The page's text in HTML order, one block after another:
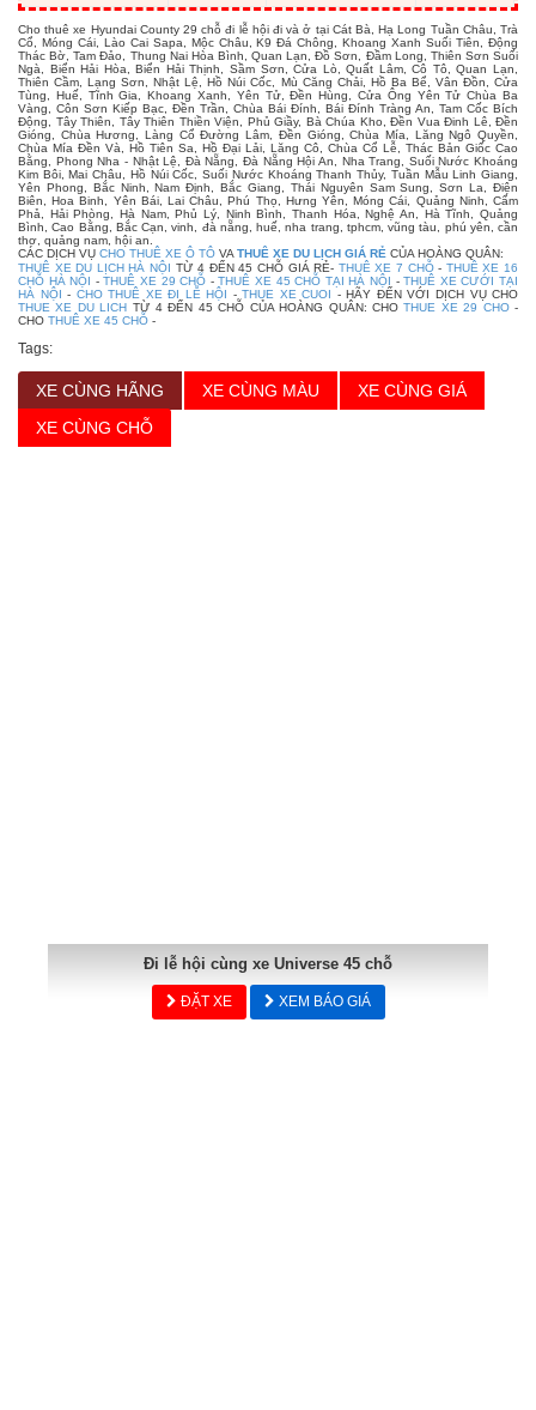
Cho thuê xe Hyundai County 29 chỗ đi lễ hội đi và ở tại Cát Bà, Hạ Long Tuần Châu, Trà
Cổ, Móng Cái, Lào Cai Sapa, Mộc Châu, K9 Đá Chông, Khoang Xanh Suối Tiên, Động
Thác Bờ, Tam Đảo, Thung Nai Hòa Bình, Quan Lạn, Đồ Sơn, Đầm Long, Thiên Sơn Suối
Ngà, Biển Hải Hòa, Biển Hải Thịnh, Sầm Sơn, Cửa Lò, Quất Lâm, Cô Tô, Quan Lạn,
Thiên Cầm, Lạng Sơn, Nhật Lệ, Hồ Núi Cốc, Mù Căng Chải, Hồ Ba Bể, Vân Đồn, Cửa
Tùng, Huế, Tĩnh Gia, Khoang Xanh, Yên Tử, Đền Hùng, Cửa Ông Yên Tử Chùa Ba
Vàng, Côn Sơn Kiếp Bạc, Đền Trần, Chùa Bái Đính, Bái Đính Tràng An, Tam Cốc Bích
Động, Tây Thiên, Tây Thiên Thiền Viện, Phủ Giầy, Bà Chúa Kho, Đền Vua Đinh Lê, Đền
Gióng, Chùa Hương, Làng Cổ Đường Lâm, Đền Gióng, Chùa Mía, Lăng Ngô Quyền,
Chùa Mía Đền Và, Hồ Tiên Sa, Hồ Đại Lải, Lăng Cô, Chùa Cổ Lễ, Thác Bản Giốc Cao
Bằng, Phong Nha - Nhật Lệ, Đà Nẵng, Đà Nẵng Hội An, Nha Trang, Suối Nước Khoáng
Kim Bôi, Mai Châu, Hồ Núi Cốc, Suối Nước Khoáng Thanh Thủy, Tuần Mẫu Linh Giang,
Yên Phong, Bắc Ninh, Nam Định, Bắc Giang, Thái Nguyên Sam Sung, Sơn La, Điện
Biên, Hoa Binh, Yên Bái, Lai Châu, Phú Thọ, Hưng Yên, Móng Cái, Quảng Ninh, Cẩm
Phả, Hải Phòng, Hà Nam, Phủ Lý, Ninh Bình, Thanh Hóa, Nghệ An, Hà Tĩnh, Quảng
Bình, Cao Bằng, Bắc Cạn, vinh, đà nẵng, huế, nha trang, tphcm, vũng tàu, phú yên, cần
thơ, quảng nam, hội an.
CÁC DỊCH VỤ CHO THUÊ XE Ô TÔ VA THUÊ XE DU LỊCH GIÁ RẺ CỦA HOÀNG QUÂN:
THUÊ XE DU LỊCH HÀ NỘI TỪ 4 ĐẾN 45 CHỖ GIÁ RẺ- THUÊ XE 7 CHỖ- THUÊ XE 16
CHỖ HÀ NỘI -THUÊ XE 29 CHỖ -THUÊ XE 45 CHỖ TẠI HÀ NỘI -THUÊ XE CƯỚI TẠI
HÀ NỘI - CHO THUÊ XE ĐI LỄ HỘI -THUE XE CUOI - HÃY ĐẾN VỚI DỊCH VỤ CHO
THUE XE DU LICH TỪ 4 ĐẾN 45 CHỖ CỦA HOÀNG QUÂN: CHOTHUE XE 29 CHO-
CHO THUÊ XE 45 CHỖ -
Tags:
XE CÙNG HÃNG XE CÙNG MÀU
XE CÙNG GIÁ
XE CÙNG CHỖ
Đi lễ hội cùng xe Universe 45 chỗ
ĐẶT XE XEM BÁO GIÁ